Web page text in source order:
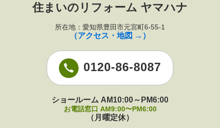
住まいのリフォーム ヤマハナ
所在地：愛知県豊田市元宮町6-55-1
（アクセス・地図 →）
0120-86-8087
ショールーム AM10:00～PM6:00
お電話窓口 AM9:00〜PM6:00
（月曜定休）